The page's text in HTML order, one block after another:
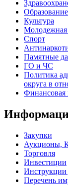
Образование
Культура
Молодежная
Спорт
Памятные
ГО и ЧС
Политика
округа в
Финансовая
Закупки
Аукционы,
Торговля
Инвестиции
Инструкции
Перечень